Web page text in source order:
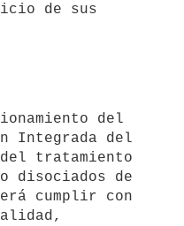
de sus
Integrada del
tratamiento
disociados de
cumplir con